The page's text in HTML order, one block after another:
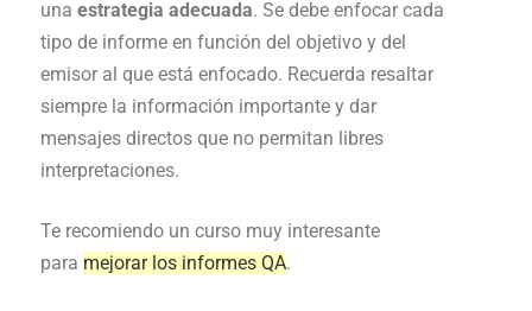
una estrategia adecuada. Se debe enfocar cada
tipo de informe en función del objetivo y del
emisor al que está enfocado. Recuerda resaltar
siempre la información importante y dar
mensajes directos que no permitan libres
interpretaciones.
Te recomiendo un curso muy interesante
para mejorar los informes QA.